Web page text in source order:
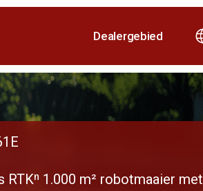
Dealergebied
RTKⁿ 1.000 m² robotmaaier met